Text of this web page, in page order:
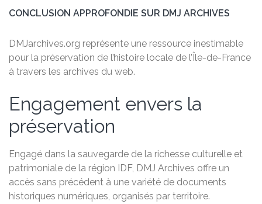
CONCLUSION APPROFONDIE SUR DMJ ARCHIVES
DMJarchives.org représente une ressource inestimable
pour la préservation de l’histoire locale de l’Île-de-France
à travers les archives du web.
Engagement envers la
préservation
Engagé dans la sauvegarde de la richesse culturelle et
patrimoniale de la région IDF, DMJ Archives offre un
accès sans précédent à une variété de documents
historiques numériques, organisés par territoire.